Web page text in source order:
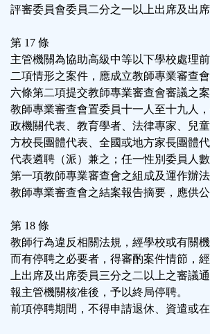
評審委員會委員二分之一以上出席及出
第 17 條
主管機關為協助高級中等以下學校處理
二項情形之案件，應成立教師專業審查
六條第二項提交教師專業審查會審議之案
教師專業審查會置委員十一人至十九人
政機關代表、教育學者、法律專家、兒
方校長團體代表、全國或地方家長團體
代表遴聘（派）兼之；任一性別委員人
第一項教師專業審查會之組成及運作辦
教師專業審查會之結案報告摘要，應供公
第 18 條
教師行為違反相關法規，經學校或有關
而有停聘之必要者，得審酌案件情節，
上出席及出席委員三分之二以上之審議
報主管機關核准後，予以終局停聘。
前項停聘期間，不得申請退休、資遣或在